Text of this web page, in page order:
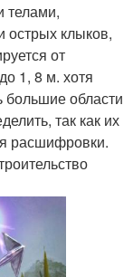
телами,
острых клыков,
от
1, 8 м. хотя
области
так как их
расшифровки.